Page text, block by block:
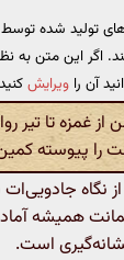
تولید شده
اگر این متن به
آن را ویرایش
از غمزه تا تیر
را پیوسته
جادویی‌ات
کمانت همیشه
است.